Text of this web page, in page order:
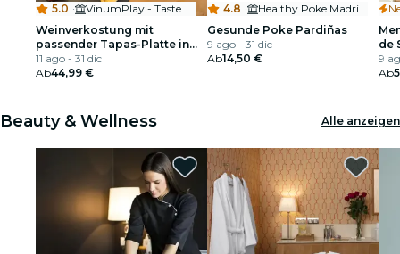
5.0 ·
VinumPlay - Taste & Shop (Madrid - Las Letras)
Weinverkostung mit
passender Tapas-Platte in
Madrid: 4 Weine + 4 Tapas
11 ago - 31 dic
Ab44,99 €
4.8 ·
Healthy Poke Madrid - General Pardiñas
Gesunde Poke Pardiñas
9 ago - 31 dic
Ab14,50 €
de
9
Ab
Beauty & Wellness Alle anzeigen